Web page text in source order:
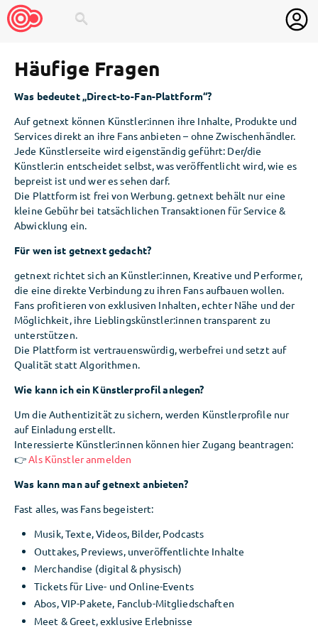
search
Häufige Fragen
Was bedeutet „Direct-to-Fan-Plattform“?
Auf getnext können Künstler:innen ihre Inhalte, Produkte und
Services direkt an ihre Fans anbieten – ohne Zwischenhändler.
Jede Künstlerseite wird eigenständig geführt: Der/die
Künstler:in entscheidet selbst, was veröffentlicht wird, wie es
bepreist ist und wer es sehen darf.
Die Plattform ist frei von Werbung. getnext behält nur eine
kleine Gebühr bei tatsächlichen Transaktionen für Service &
Abwicklung ein.
Für wen ist getnext gedacht?
getnext richtet sich an Künstler:innen, Kreative und Performer,
die eine direkte Verbindung zu ihren Fans aufbauen wollen.
Fans profitieren von exklusiven Inhalten, echter Nähe und der
Möglichkeit, ihre Lieblingskünstler:innen transparent zu
unterstützen.
Die Plattform ist vertrauenswürdig, werbefrei und setzt auf
Qualität statt Algorithmen.
Wie kann ich ein Künstlerprofil anlegen?
Um die Authentizität zu sichern, werden Künstlerprofile nur
auf Einladung erstellt.
Interessierte Künstler:innen können hier Zugang beantragen:
👉Als Künstler anmelden
Was kann man auf getnext anbieten?
Fast alles, was Fans begeistert:
Musik, Texte, Videos, Bilder, Podcasts
Outtakes, Previews, unveröffentlichte Inhalte
Merchandise (digital & physisch)
Tickets für Live- und Online-Events
Abos, VIP-Pakete, Fanclub-Mitgliedschaften
Meet & Greet, exklusive Erlebnisse